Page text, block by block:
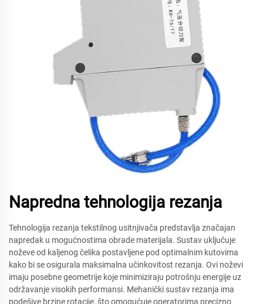
Napredna tehnologija rezanja
Tehnologija rezanja tekstilnog usitnjivača predstavlja značajan
napredak u mogućnostima obrade materijala. Sustav uključuje
noževe od kaljenog čelika postavljene pod optimalnim kutovima
kako bi se osigurala maksimalna učinkovitost rezanja. Ovi noževi
imaju posebne geometrije koje minimiziraju potrošnju energije uz
održavanje visokih performansi. Mehanički sustav rezanja ima
podešive brzine rotacije, što omogućuje operatorima precizno